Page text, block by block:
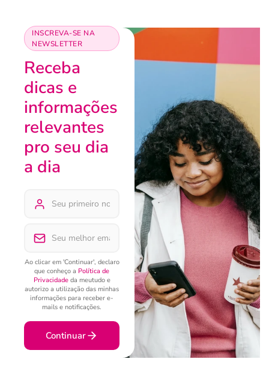
INSCREVA-SE NA
NEWSLETTER
Receba
dicas e
informações
relevantes
pro seu dia
a dia
Ao clicar em 'Continuar', declaro
que conheço a Política de
Privacidadeda meutudo e
autorizo a utilização das minhas
informações para receber e-
mails e notificações.
Continuar